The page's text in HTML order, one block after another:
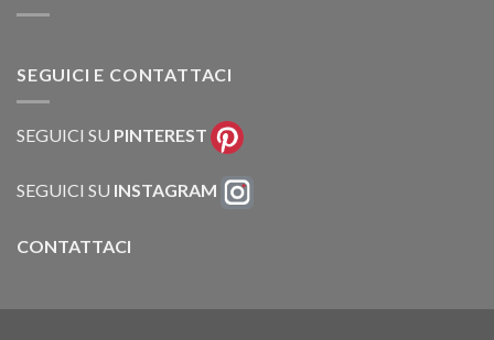
SEGUICI E CONTATTACI
SEGUICI SU PINTEREST
SEGUICI SU INSTAGRAM
CONTATTACI